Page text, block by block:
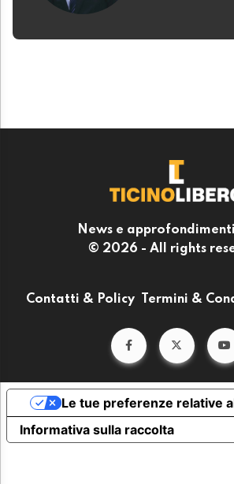
News e
© 2026 - All rights
Contatti & Policy Termini &
Informativa sulla raccolta
Le tue preferenze relative